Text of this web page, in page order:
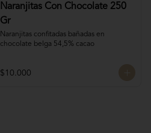
Naranjitas Con Chocolate 250
Gr
Naranjitas confitadas bañadas en
chocolate belga 54,5% cacao
$10.000